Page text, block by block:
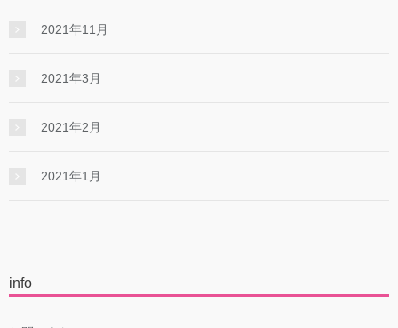
2021年11月
2021年3月
2021年2月
2021年1月
info